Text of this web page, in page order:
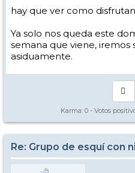
hay que ver como
Ya solo nos queda este
semana que viene, iremos
asiduamente.
Karma: 0 - Votos
Re: Grupo de esquí con